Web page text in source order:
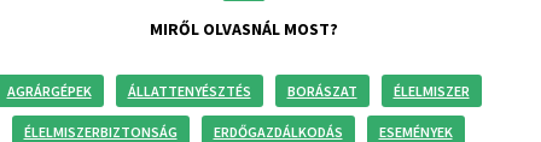
MIRŐL OLVASNÁL MOST?
AGRÁRGÉPEK ÁLLATTENYÉSZTÉS BORÁSZAT ÉLELMISZER
ÉLELMISZERBIZTONSÁG ERDŐGAZDÁLKODÁS ESEMÉNYEK